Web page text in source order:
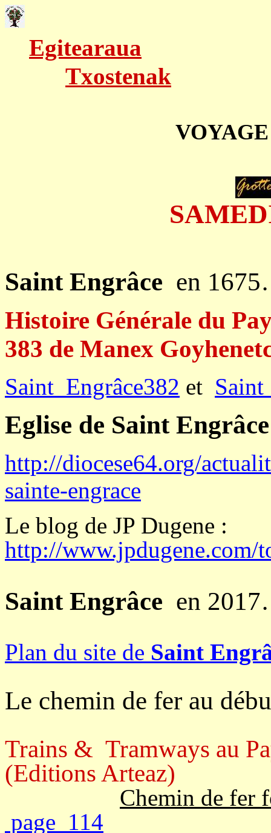
Egitearaua
Txostenak
Saint Engrâce en
Histoire Générale du
383 de Manex
Saint_Engrâce382 et
Eglise de Saint
http://diocese64.org/
sainte-engrace
Le blog de JP Dugene :
http://www.jpdugene.com/
Saint Engrâce en
Plan du site de Saint
Le chemin de fer au
Trains & Tramways au
(Editions Arteaz)
Chemin de fer
page_114